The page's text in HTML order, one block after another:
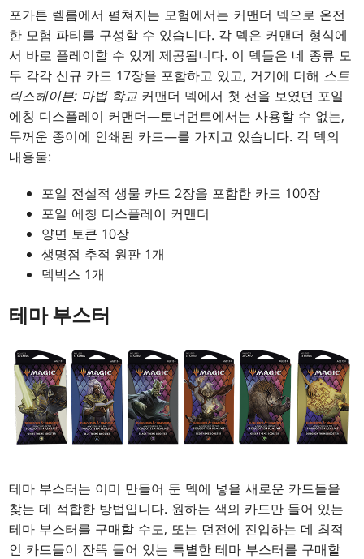
포가튼 렐름에서 펼쳐지는 모험에서는 커맨더 덱으로 온전
한 모험 파티를 구성할 수 있습니다. 각 덱은 커맨더 형식에
서 바로 플레이할 수 있게 제공됩니다. 이 덱들은 네 종류 모
두 각각 신규 카드 17장을 포함하고 있고, 거기에 더해 스트
릭스헤이븐: 마법 학교 커맨더 덱에서 첫 선을 보였던 포일
에칭 디스플레이 커맨더—토너먼트에서는 사용할 수 없는,
두꺼운 종이에 인쇄된 카드—를 가지고 있습니다. 각 덱의
내용물:
포일 전설적 생물 카드 2장을 포함한 카드 100장
포일 에칭 디스플레이 커맨더
양면 토큰 10장
생명점 추적 원판 1개
덱박스 1개
테마 부스터
테마 부스터는 이미 만들어 둔 덱에 넣을 새로운 카드들을
찾는 데 적합한 방법입니다. 원하는 색의 카드만 들어 있는
테마 부스터를 구매할 수도, 또는 던전에 진입하는 데 최적
인 카드들이 잔뜩 들어 있는 특별한 테마 부스터를 구매할